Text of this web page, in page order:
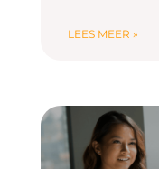
LEES MEER »